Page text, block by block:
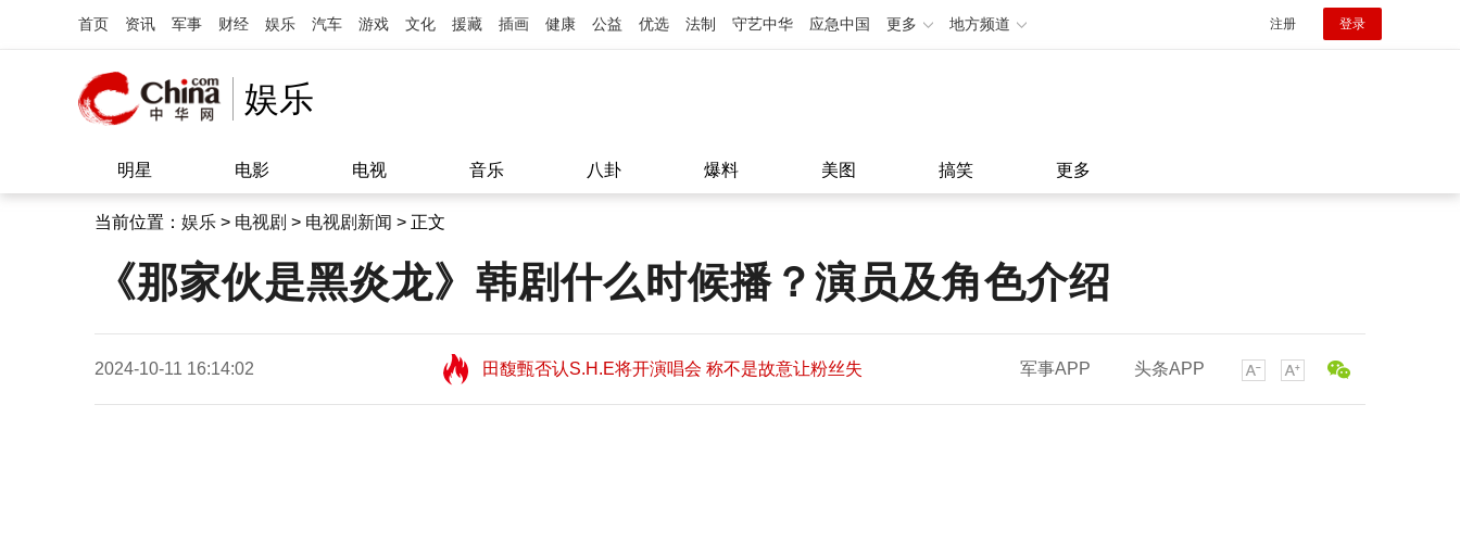
首页 资讯 军事 财经 娱乐 汽车 游戏 文化 援藏 插画 健康 公益 优选 法制 守艺中华 应急中国 更多 地方频道 注册 登录
娱乐
明星 电影 电视 音乐 八卦 爆料 美图 搞笑 更多
当前位置： 娱乐 > 电视剧 > 电视剧新闻 > 正文
《那家伙是黑炎龙》韩剧什么时候播？演员及角色介绍
2024-10-11 16:14:02
田馥甄否认S.H.E将开演唱会 称不是故意让粉丝失
望11:08
田馥甄否认S.H.E将开演唱会 称不是故意让粉丝失
军事APP 头条APP